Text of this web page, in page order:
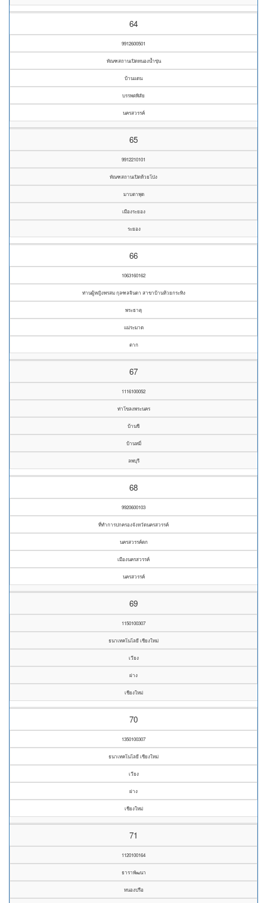
64
9912600501
ทัณฑสถานเปิดหนองน้ำขุ่น
บ้านแดน
บรรพตพิสัย
นครสวรรค์
65
9912210101
ทัณฑสถานเปิดห้วยโป่ง
มาบตาพุด
เมืองระยอง
ระยอง
66
1063160162
ท่านผู้หญิงพรสม กุลฑลจินดา สาขาบ้านห้วยกระทิง
พระธาตุ
แม่ระมาด
ตาก
67
1116100052
ท่าโขลงพระนคร
บ้านชี
บ้านหมี่
ลพบุรี
68
9920600103
ที่ทำการปกครองจังหวัดนครสวรรค์
นครสวรรค์ตก
เมืองนครสวรรค์
นครสวรรค์
69
1150100307
ธนาเทคโนโลยี เชียงใหม่
เวียง
ฝาง
เชียงใหม่
70
1350100307
ธนาเทคโนโลยี เชียงใหม่
เวียง
ฝาง
เชียงใหม่
71
1120100164
ธาราพัฒนา
หนองปรือ